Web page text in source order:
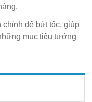
để bứt tốc, giúp
mục tiêu tưởng